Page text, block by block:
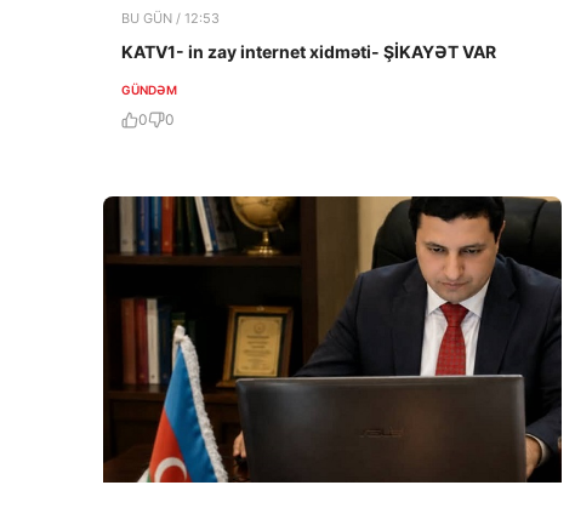
BU GÜN / 12:53
KATV1- in zay internet xidməti- ŞİKAYƏT VAR
GÜNDƏM
0 0